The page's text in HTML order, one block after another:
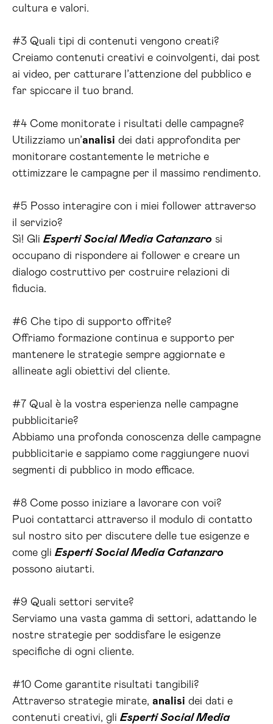
cultura e valori.
#3 Quali tipi di contenuti vengono creati?
Creiamo contenuti creativi e coinvolgenti, dai post
ai video, per catturare l’attenzione del pubblico e
far spiccare il tuo brand.
#4 Come monitorate i risultati delle campagne?
Utilizziamo un’analisi dei dati approfondita per
monitorare costantemente le metriche e
ottimizzare le campagne per il massimo rendimento.
#5 Posso interagire con i miei follower attraverso
il servizio?
Sì! Gli Esperti Social Media Catanzaro si
occupano di rispondere ai follower e creare un
dialogo costruttivo per costruire relazioni di
fiducia.
#6 Che tipo di supporto offrite?
Offriamo formazione continua e supporto per
mantenere le strategie sempre aggiornate e
allineate agli obiettivi del cliente.
#7 Qual è la vostra esperienza nelle campagne
pubblicitarie?
Abbiamo una profonda conoscenza delle campagne
pubblicitarie e sappiamo come raggiungere nuovi
segmenti di pubblico in modo efficace.
#8 Come posso iniziare a lavorare con voi?
Puoi contattarci attraverso il modulo di contatto
sul nostro sito per discutere delle tue esigenze e
come gli Esperti Social Media Catanzaro
possono aiutarti.
#9 Quali settori servite?
Serviamo una vasta gamma di settori, adattando le
nostre strategie per soddisfare le esigenze
specifiche di ogni cliente.
#10 Come garantite risultati tangibili?
Attraverso strategie mirate, analisi dei dati e
contenuti creativi, gli Esperti Social Media